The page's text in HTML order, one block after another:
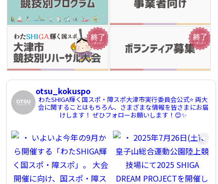
otsu_kokuspo
わたSHIGA輝く国スポ・障スポ大津市実行委員会公式⭐️両大
会に関することはもちろん、さまざまな情報を皆さまにお届
けします！ ぜひフォローお願いします！😊✨